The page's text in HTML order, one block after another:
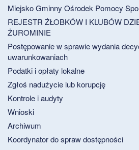
Miejsko Gminny Ośrodek Pomocy
REJESTR ŻŁOBKÓW I KLUBÓW
ŻUROMINIE
Postępowanie w sprawie wydania
uwarunkowaniach
Podatki i opłaty lokalne
Zgłoś nadużycie lub korupcję
Kontrole i audyty
Wnioski
Archiwum
Koordynator do spraw dostępności